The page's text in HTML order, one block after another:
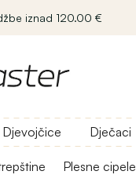
iznad 120.00 €
Djevojčice Dječaci
Plesne cipele